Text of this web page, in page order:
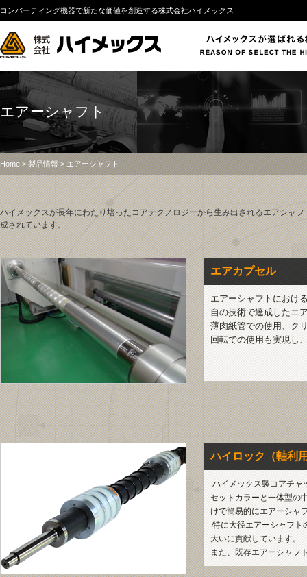
コンバーティング機器で新たな価値を創造する株式会社ハイメックス
エアーシャフト
Home>製品情報> エアーシャフト
ハイメックスが長年にわたり培ったコアテクノロジーから生み出されるエアシャフ
成されています。
エアカプセル
エアーシャフトにおけ
自の技術で達成したエ
薄肉紙管での使用、ク
回転での使用も実現し
ハイロック（軸利
ハイメックス製コアチャ
セットカラーと一体型の
けで簡易的にエアーシャ
特に大径エアーシャフト
大いに貢献しています。
また、既存エアーシャフ